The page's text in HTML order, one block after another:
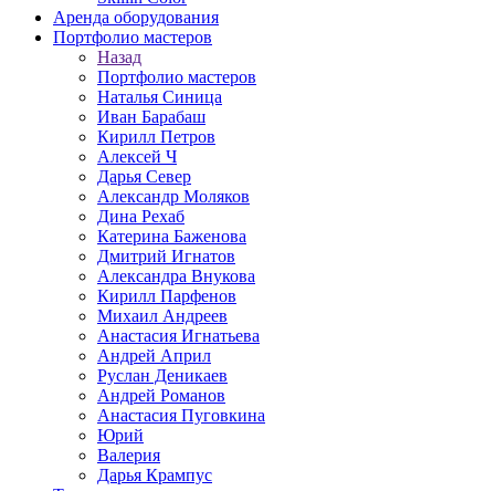
Аренда оборудования
Портфолио мастеров
Назад
Портфолио мастеров
Наталья Синица
Иван Барабаш
Кирилл Петров
Алексей Ч
Дарья Север
Александр Моляков
Дина Рехаб
Катерина Баженова
Дмитрий Игнатов
Александра Внукова
Кирилл Парфенов
Михаил Андреев
Анастасия Игнатьева
Андрей Април
Руслан Деникаев
Андрей Романов
Анастасия Пуговкина
Юрий
Валерия
Дарья Крампус